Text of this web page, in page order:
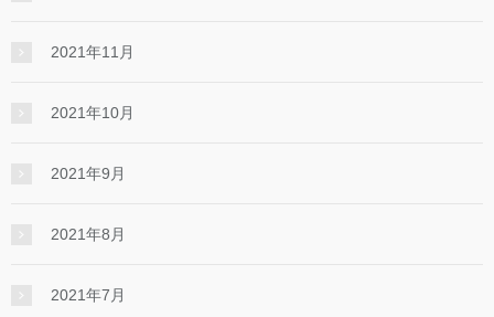
2021年11月
2021年10月
2021年9月
2021年8月
2021年7月